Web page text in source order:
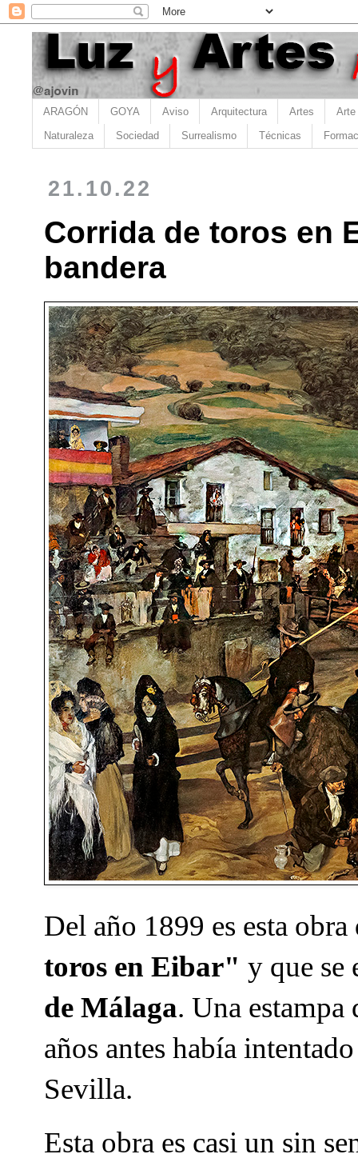
ARAGÓN GOYA Aviso Arquitectura Artes Arte
Naturaleza Sociedad Surrealismo Técnicas
21.10.22
Corrida de toros en
bandera
Del año 1899 es esta
toros en Eibar" y que se
de Málaga. Una
años antes había
Sevilla.
Esta obra es casi un sin